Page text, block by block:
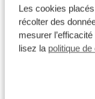
Les cookies
récolter des
mesurer
lisez la politique